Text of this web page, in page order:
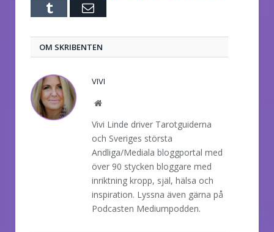
Tumblr E-
OM SKRIBENTEN
VIVI
Website
Vivi Linde driver Tarotguiderna
och Sveriges största
Andliga/Mediala bloggportal med
över 90 stycken bloggare med
inriktning kropp, själ, hälsa och
inspiration. Lyssna även gärna på
Podcasten Mediumpodden.